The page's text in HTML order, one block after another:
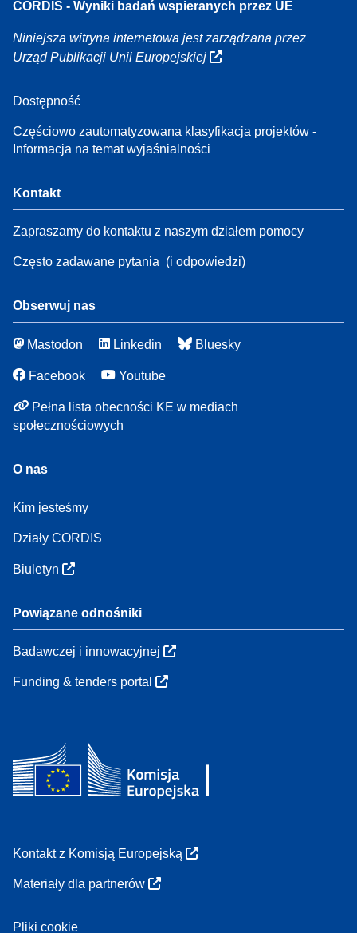
CORDIS - Wyniki badań wspieranych przez UE
Niniejsza witryna internetowa jest zarządzana przez
Urząd Publikacji Unii Europejskiej
Dostępność
Częściowo zautomatyzowana klasyfikacja projektów -
Informacja na temat wyjaśnialności
Kontakt
Zapraszamy do kontaktu z naszym działem pomocy
Często zadawane pytania (i odpowiedzi)
Obserwuj nas
Mastodon Linkedin Bluesky
Facebook Youtube
Pełna lista obecności KE w mediach
społecznościowych
O nas
Kim jesteśmy
Działy CORDIS
Biuletyn
Powiązane odnośniki
Badawczej i innowacyjnej
Funding & tenders portal
Kontakt z Komisją Europejską
Materiały dla partnerów
Pliki cookie